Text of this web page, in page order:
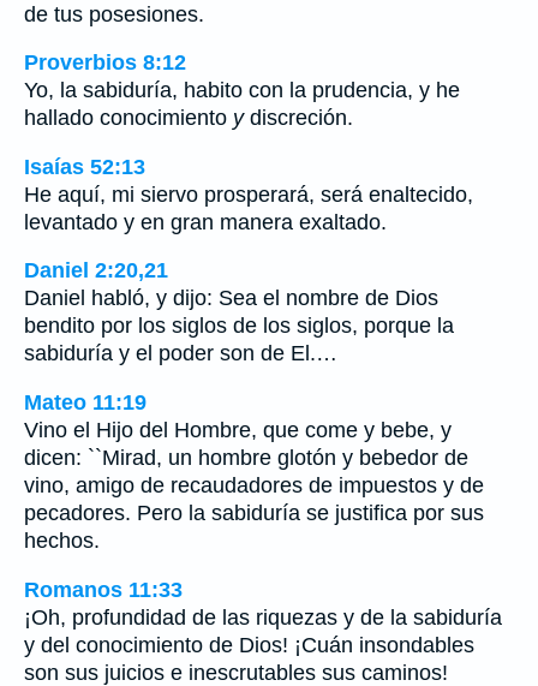
de tus posesiones.
Proverbios 8:12
Yo, la sabiduría, habito con la prudencia, y he
hallado conocimiento ydiscreción.
Isaías 52:13
He aquí, mi siervo prosperará, será enaltecido,
levantado y en gran manera exaltado.
Daniel 2:20,21
Daniel habló, y dijo: Sea el nombre de Dios
bendito por los siglos de los siglos, porque la
sabiduría y el poder son de El.…
Mateo 11:19
Vino el Hijo del Hombre, que come y bebe, y
dicen: ``Mirad, un hombre glotón y bebedor de
vino, amigo de recaudadores de impuestos y de
pecadores. Pero la sabiduría se justifica por sus
hechos.
Romanos 11:33
¡Oh, profundidad de las riquezas y de la sabiduría
y del conocimiento de Dios! ¡Cuán insondables
son sus juicios e inescrutables sus caminos!